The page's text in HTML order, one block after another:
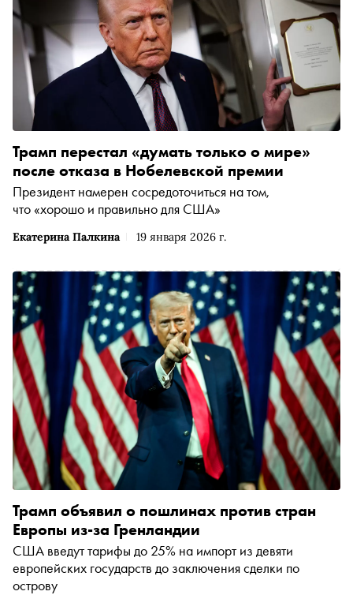
Екатерина Палкина 19 января 2026 г.
Трамп перестал «думать только о мире»
после отказа в Нобелевской премии
Президент намерен сосредоточиться на том,
что «хорошо и правильно для США»
Трамп объявил о пошлинах против стран
Европы из-за Гренландии
США введут тарифы до 25% на импорт из девяти
европейских государств до заключения сделки по
острову